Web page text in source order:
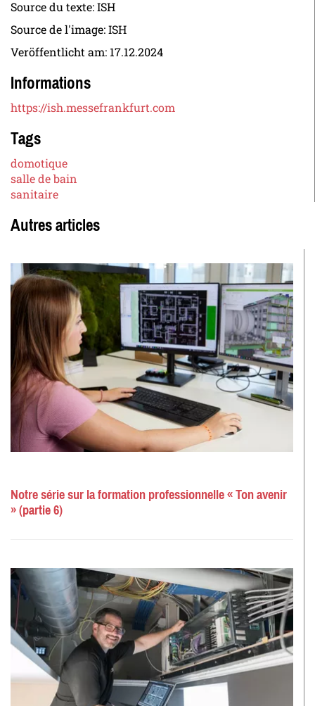
Source du texte: ISH
Source de l'image: ISH
Veröffentlicht am: 17.12.2024
Informations
https://ish.messefrankfurt.com
Tags
domotique
salle de bain
sanitaire
Autres articles
Notre série sur la formation professionnelle « Ton avenir
» (partie 6)